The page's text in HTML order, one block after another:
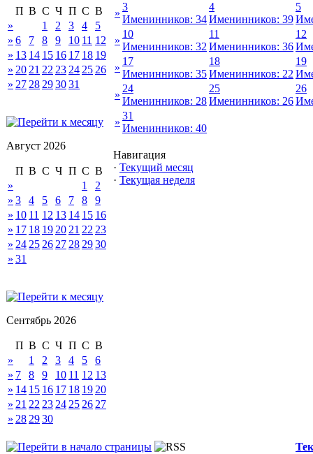
П В С Ч П С В
»
1 2 3 4
5
» 6 7 8 9 10 11 12
» 13 14 15 16 17 18 19
» 20 21 22 23 24 25 26
» 27 28 293031
Август 2026
П В С Ч П С В
»
1
2
» 3 4 5 6 7 8
9
» 10 11 12 13 14 15 16
» 17 18 19 20 21 22 23
» 24 25 26 27 28 2930
» 31
Сентябрь 2026
П В С Ч П С В
»
1 2 3 4 5
6
» 7 8 9 10 11 12 13
» 14 15 16 17 18 19 20
» 21 22 23 24 25 26 27
» 28 2930
»
3
Именинников: 34
4
Именинников: 39
5
»
10
Именинников: 32
11
Именинников: 36
12
»
17
Именинников: 35
18
Именинников: 22
19
»
24
Именинников: 28
25
Именинников: 26
26
»
31
Именинников: 40
Навигация
· Текущий месяц
· Текущая неделя